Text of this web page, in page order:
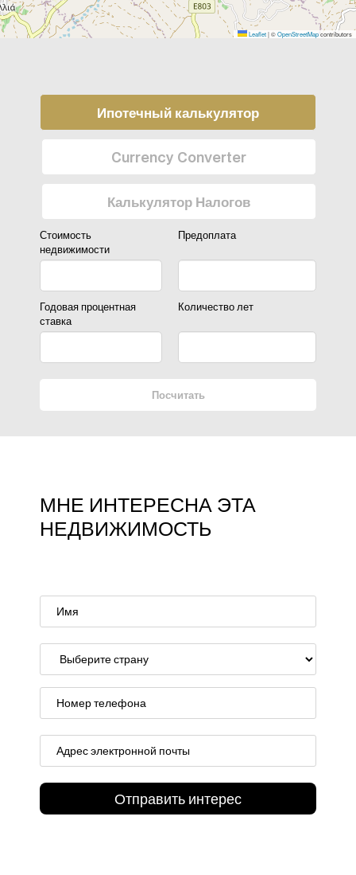
Leaflet|©OpenStreetMapcontributors
МНЕ ИНТЕРЕСНА ЭТА
НЕДВИЖИМОСТЬ
Ипотечный калькулятор
Currency Converter
Калькулятор Налогов
Стоимость
недвижимости
Предоплата
Годовая процентная
ставка
Количество лет
Посчитать